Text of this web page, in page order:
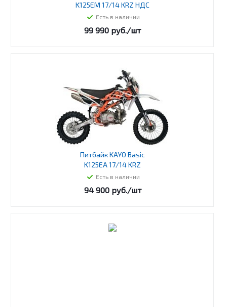
K125EM 17/14 KRZ НДС
Есть в наличии
99 990 руб./шт
Питбайк KAYO Basic
K125EA 17/14 KRZ
Есть в наличии
94 900руб./шт